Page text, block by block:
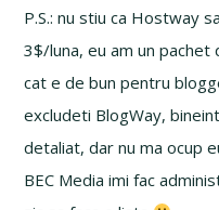
P.S.: nu stiu ca Hostway
3$/luna, eu am un pachet
cat e de bun pentru
excludeti BlogWay,
detaliat, dar nu ma ocup
BEC Media imi fac